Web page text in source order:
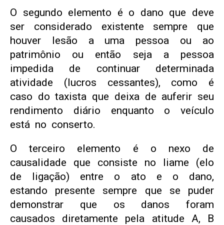
O segundo elemento é o dano que deve
ser considerado existente sempre que
houver lesão a uma pessoa ou ao
patrimônio ou então seja a pessoa
impedida de continuar determinada
atividade (lucros cessantes), como é
caso do taxista que deixa de auferir seu
rendimento diário enquanto o veículo
está no conserto.
O terceiro elemento é o nexo de
causalidade que consiste no liame (elo
de ligação) entre o ato e o dano,
estando presente sempre que se puder
demonstrar que os danos foram
causados diretamente pela atitude A, B